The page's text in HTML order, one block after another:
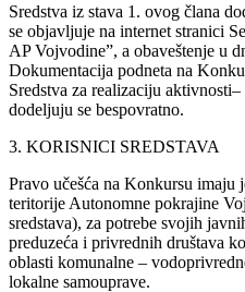
Sredstva iz stava 1. ovog člana
se objavljuje na internet stranici
AP Vojvodine”, a obaveštenje u
Dokumentacija podneta na
Sredstva za realizaciju
dodeljuju se bespovratno.
3. KORISNICI SREDSTAVA
Pravo učešća na Konkursu imaju
teritorije Autonomne pokrajine
sredstava), za potrebe svojih
preduzeća i privrednih društava
oblasti komunalne –
lokalne samouprave.